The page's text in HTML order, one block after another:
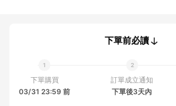
下單前必讀
下單購買
03/31 23:59 前
訂單成立通知
下單後3天內